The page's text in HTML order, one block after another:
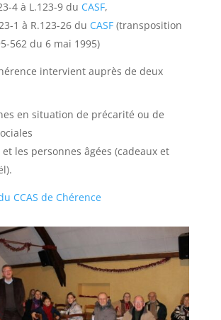
4 à L.123-9 du CASF,
1 à R.123-26 du CASF(transposition
562 du 6 mai 1995)
intervient auprès de deux
en situation de précarité ou de
les personnes âgées (cadeaux et
CCAS de Chérence